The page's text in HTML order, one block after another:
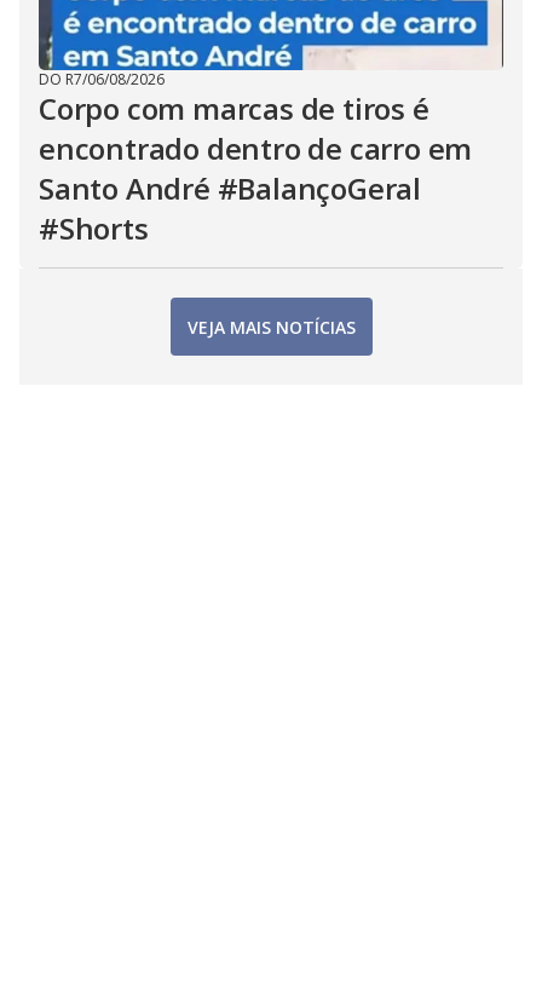
DO R7/06/08/2026
Corpo com marcas de tiros é
encontrado dentro de carro em
Santo André #BalançoGeral
#Shorts
VEJA MAIS NOTÍCIAS